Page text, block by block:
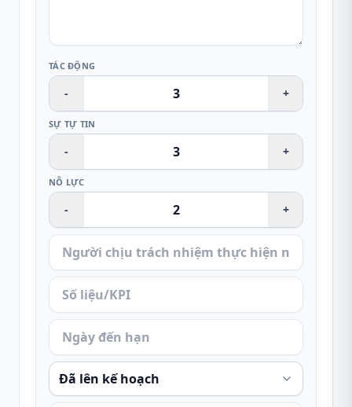
TÁC ĐỘNG
- +
SỰ TỰ TIN
- +
NỖ LỰC
- +